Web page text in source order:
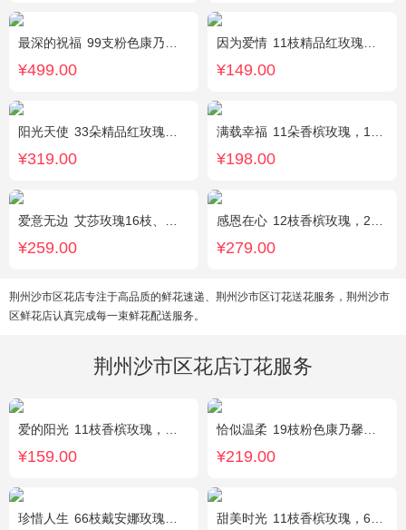
最深的祝福 99支粉色康乃馨，搭配绿叶、黄莺。
¥499.00
因为爱情 11枝精品红玫瑰，黄英丰满。
¥149.00
阳光天使 33朵精品红玫瑰，外围搭配适量红色、粉色、白色石竹梅。
¥319.00
满载幸福 11朵香槟玫瑰，1支白色多头香水百合，搭配桔梗、黄莺。
¥198.00
爱意无边 艾莎玫瑰16枝、白色洋桔梗5枝、尤加利10枝
¥259.00
感恩在心 12枝香槟玫瑰，2枝向日葵，搭配白色满天星、尤加利叶
¥279.00
荆州沙市区花店专注于高品质的鲜花速递、荆州沙市区订花送花服务，荆州沙市
区鲜花店认真完成每一束鲜花配送服务。
荆州沙市区花店订花服务
爱的阳光 11枝香槟玫瑰，间插白色满天星、白色桔梗、尤加利叶
¥159.00
恰似温柔 19枝粉色康乃馨，搭配适量情人草、尤加利叶
¥219.00
珍惜人生 66枝戴安娜玫瑰，勿忘我适量围绕。 甜美时光 11枝香槟玫瑰，6枝多头白百合，搭配适量尤加利叶装饰